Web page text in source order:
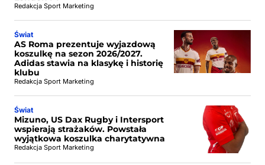
Redakcja Sport Marketing
Świat
AS Roma prezentuje wyjazdową
koszulkę na sezon 2026/2027.
Adidas stawia na klasykę i historię
klubu
Redakcja Sport Marketing
Świat
Mizuno, US Dax Rugby i Intersport
wspierają strażaków. Powstała
wyjątkowa koszulka charytatywna
Redakcja Sport Marketing